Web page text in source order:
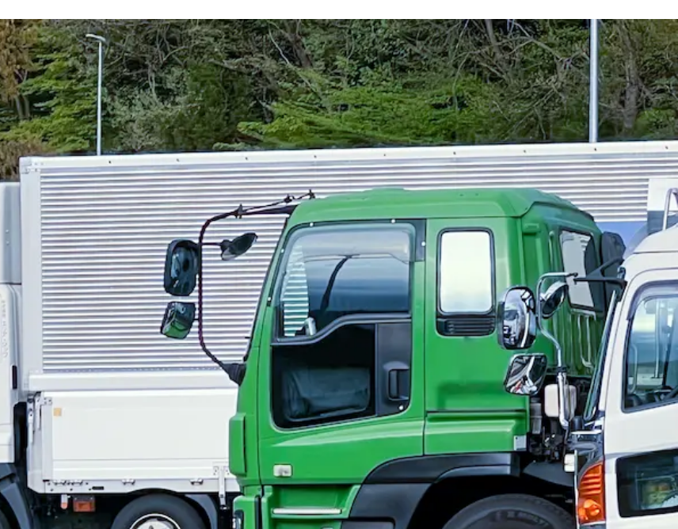
！乗る度に調整が必要だった椅子の位置やバックミラーも固定されたままなので、すぐに出発が出来る状態です。
、仕事面でも電話・GPSによる配車システムでの配車依頼が9割！安定感のある集客を誇ります！働きやすい環境が
、お子さんがいらっしゃる方は、学校行事や病気による突発的なお休み等もあると思いますので、お気軽にご相談
ベートとの両立も叶います◎ だからこそ、当社では女性を始めとした様々なメンバーが活躍中です！
合率も変化しますので、詳細は是非お問合せください。）頑張れば頑張った分だけ賃金アップ！ 数字として目に見
意しており、正月出勤手当や皆勤手当もあり♪さらに！ 2025年から賞与制度も追加しました。がっつり稼ぎた
上の48％~54％
に応じた歩合制になります。 ◆ 各種手当 - 皆勤手当：月の売上が50万円超えた場合5,000円、60万円を超
給 - 報道関係運行手当 ◆ 賞与 - あり（年2回）